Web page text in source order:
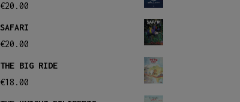
€20.00
SAFARI
€20.00
THE BIG RIDE
€18.00